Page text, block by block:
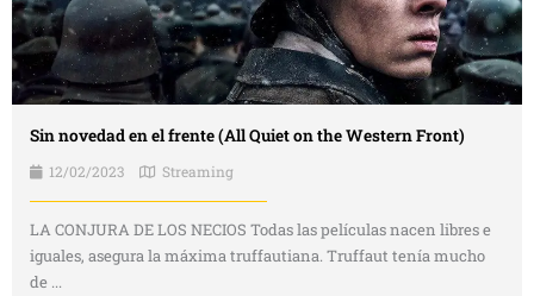
Sin novedad en el frente (All Quiet on the Western Front)
12/02/2023 Streaming
LA CONJURA DE LOS NECIOS Todas las películas nacen libres e
iguales, asegura la máxima truffautiana. Truffaut tenía mucho
de ...